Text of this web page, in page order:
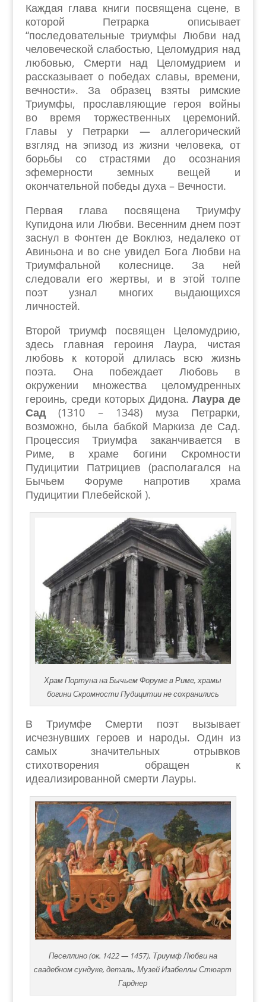
Каждая глава книги посвящена сцене, в
которой Петрарка описывает
“последовательные триумфы Любви над
человеческой слабостью, Целомудрия над
любовью, Смерти над Целомудрием и
рассказывает о победах славы, времени,
вечности». За образец взяты римские
Триумфы, прославляющие героя войны
во время торжественных церемоний.
Главы у Петрарки — аллегорический
взгляд на эпизод из жизни человека, от
борьбы со страстями до осознания
эфемерности земных вещей и
окончательной победы духа – Вечности.
Первая глава посвящена Триумфу
Купидона или Любви. Весенним днем поэт
заснул в Фонтен де Воклюз, недалеко от
Авиньона и во сне увидел Бога Любви на
Триумфальной колеснице. За ней
следовали его жертвы, и в этой толпе
поэт узнал многих выдающихся
личностей.
Второй триумф посвящен Целомудрию,
здесь главная героиня Лаура, чистая
любовь к которой длилась всю жизнь
поэта. Она побеждает Любовь в
окружении множества целомудренных
героинь, среди которых Дидона. Лаура де
Сад(1310 – 1348) муза Петрарки,
возможно, была бабкой Маркиза де Сад.
Процессия Триумфа заканчивается в
Риме, в храме богини Скромности
Пудицитии Патрициев (располагался на
Бычьем Форуме напротив храма
Пудицитии Плебейской ).
Храм Портуна на Бычьем Форуме в Риме, храмы
богини Скромности Пудицитии не сохранились
В Триумфе Смерти поэт вызывает
исчезнувших героев и народы. Один из
самых значительных отрывков
стихотворения обращен к
идеализированной смерти Лауры.
Песеллино (ок. 1422 — 1457), Триумф Любви на
свадебном сундуке, деталь, Музей Изабеллы Стюарт
Гарднер